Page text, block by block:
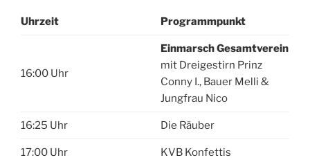
Uhrzeit Programmpunkt
16:00 Uhr
Einmarsch Gesamtverein
mit Dreigestirn Prinz
Conny I., Bauer Melli &
Jungfrau Nico
16:25 Uhr Die Räuber
17:00 Uhr KVB Konfettis